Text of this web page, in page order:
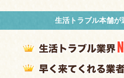
生活トラブル本舗が